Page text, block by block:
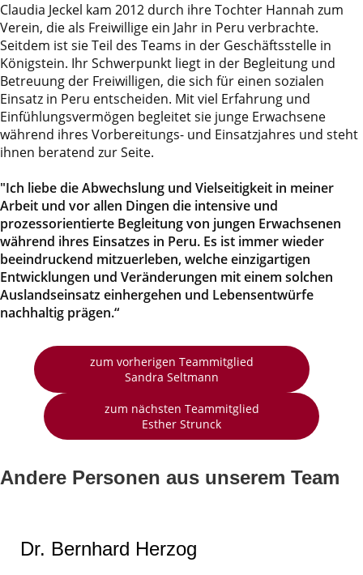
Claudia Jeckel kam 2012 durch ihre Tochter Hannah zum
Verein, die als Freiwillige ein Jahr in Peru verbrachte.
Seitdem ist sie Teil des Teams in der Geschäftsstelle in
Königstein. Ihr Schwerpunkt liegt in der Begleitung und
Betreuung der Freiwilligen, die sich für einen sozialen
Einsatz in Peru entscheiden. Mit viel Erfahrung und
Einfühlungsvermögen begleitet sie junge Erwachsene
während ihres Vorbereitungs- und Einsatzjahres und steht
ihnen beratend zur Seite.
"Ich liebe die Abwechslung und Vielseitigkeit in meiner
Arbeit und vor allen Dingen die intensive und
prozessorientierte Begleitung von jungen Erwachsenen
während ihres Einsatzes in Peru. Es ist immer wieder
beeindruckend mitzuerleben, welche einzigartigen
Entwicklungen und Veränderungen mit einem solchen
Auslandseinsatz einhergehen und Lebensentwürfe
nachhaltig prägen.“
zum vorherigen Teammitglied
Sandra Seltmann
zum nächsten Teammitglied
Esther Strunck
Andere Personen aus unserem Team
Dr. Bernhard Herzog